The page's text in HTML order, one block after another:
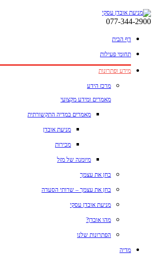
077-344-2900
דף הבית
תחומי פעילות
מידע ופתרונות
מרכז הידע
מאמרים ומידע מקצועי
מאמרים במדיה התקשורתית
מניעת אובדן
מכירות
מיומנה של מזל
בחן את עצמך
בחן את עצמך – שרותי הסעדה
מניעת אובדן עסקי
מהו אובדן?
הפתרונות שלנו
מדיה